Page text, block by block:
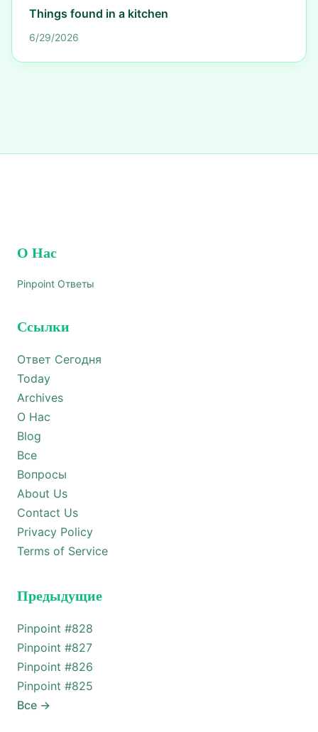
Things found in a kitchen
6/29/2026
О Нас
Pinpoint Ответы
Ссылки
Ответ Сегодня
Today
Archives
О Нас
Blog
Все
Вопросы
About Us
Contact Us
Privacy Policy
Terms of Service
Предыдущие
Pinpoint #828
Pinpoint #827
Pinpoint #826
Pinpoint #825
Все →